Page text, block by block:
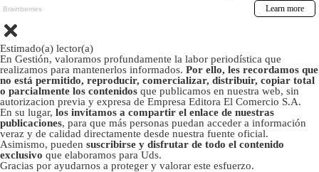
Estimado(a) lector(a)
En Gestión, valoramos profundamente la labor periodística que
realizamos para mantenerlos informados. Por ello, les recordamos que
no está permitido, reproducir, comercializar, distribuir, copiar total
o parcialmente los contenidos que publicamos en nuestra web, sin
autorizacion previa y expresa de Empresa Editora El Comercio S.A.
En su lugar, los invitamos a compartir el enlace de nuestras
publicaciones, para que más personas puedan acceder a información
veraz y de calidad directamente desde nuestra fuente oficial.
Asimismo, pueden suscribirse y disfrutar de todo el contenido
exclusivo que elaboramos para Uds.
Gracias por ayudarnos a proteger y valorar este esfuerzo.